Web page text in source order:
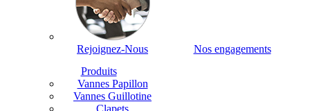
Rejoignez-Nous
Nos engagements
Produits
Vannes Papillon
Vannes Guillotine